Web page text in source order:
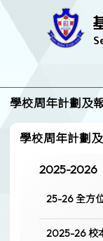
學校周年計劃及
學校周年計劃
2025-2026
25-26 全方
2025-26 校